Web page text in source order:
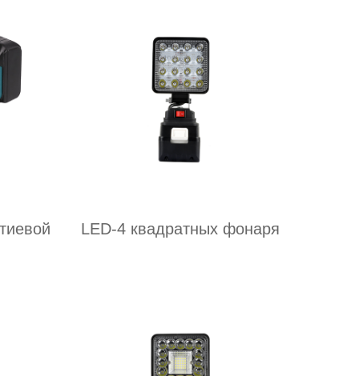
LED-4 квадратных фонаря